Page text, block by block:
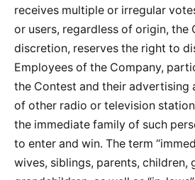
receives multiple or irregular
or users, regardless of origin, the
discretion, reserves the right to
Employees of the Company,
the Contest and their advertising
of other radio or television
the immediate family of such
to enter and win. The term
wives, siblings, parents, children,